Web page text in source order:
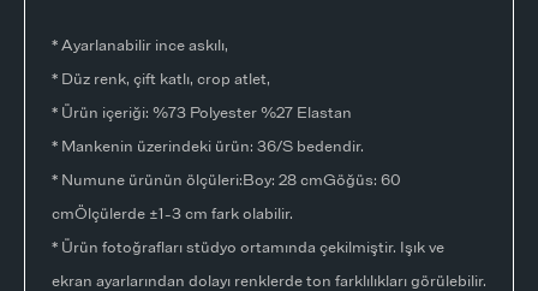
* Ayarlanabilir ince askılı,
* Düz renk, çift katlı, crop atlet,
* Ürün içeriği: %73 Polyester %27 Elastan
* Mankenin üzerindeki ürün: 36/S bedendir.
* Numune ürünün ölçüleri:Boy: 28 cmGöğüs: 60
cmÖlçülerde ±1-3 cm fark olabilir.
* Ürün fotoğrafları stüdyo ortamında çekilmiştir. Işık ve
ekran ayarlarından dolayı renklerde ton farklılıkları görülebilir.